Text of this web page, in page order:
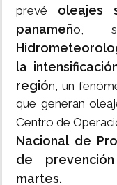
prevé oleajes
panameño,
la
región, un
que generan
Centro de
Nacional de
de
martes.